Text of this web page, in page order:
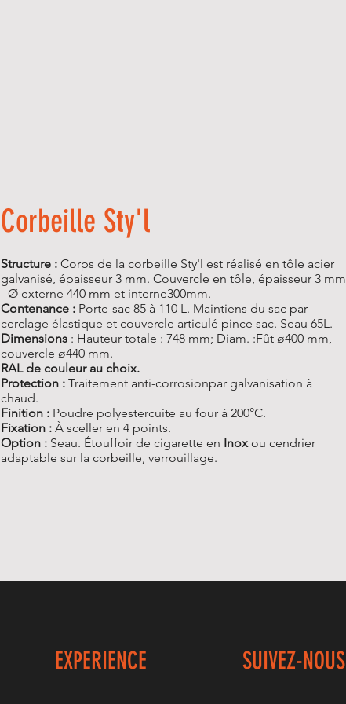
Corbeille Sty'l
Structure : Corps de la corbeille Sty'l est réalisé en tôle acier
galvanisé, épaisseur 3 mm. Couvercle en tôle, épaisseur 3 mm
- Ø externe 440 mm et interne300mm.
Contenance : Porte-sac 85 à 110 L. Maintiens du sac par
cerclage élastique et couvercle articulé pince sac. Seau 65L.
Dimensions : Hauteur totale : 748 mm; Diam. :Fût ø400 mm,
couvercle ø440 mm.
RAL de couleur au choix.
Protection : Traitement anti-corrosionpar galvanisation à
chaud.
Finition : Poudre polyestercuite au four à 200°C.
Fixation : À sceller en 4 points.
Option : Seau. Étouffoir de cigarette en Inoxou cendrier
adaptable sur la corbeille, verrouillage.
EXPERIENCE SUIVEZ-NOUS